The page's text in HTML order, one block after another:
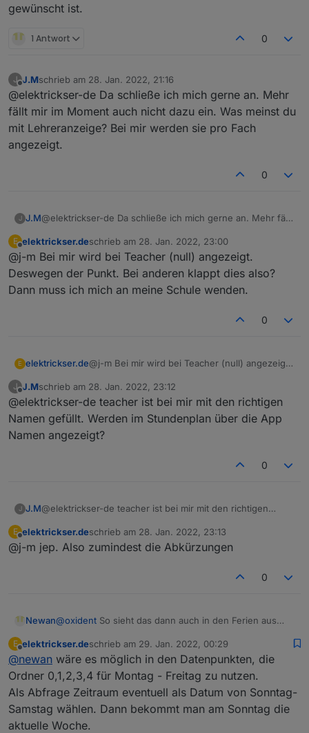
gewünscht ist.
1 Antwort 0
J
Offline
J.Mschrieb am 28. Jan. 2022, 21:16
zuletzt editiert von
@elektrickser-de Da schließe ich mich gerne an. Mehr
fällt mir im Moment auch nicht dazu ein. Was meinst du
mit Lehreranzeige? Bei mir werden sie pro Fach
angezeigt.
0
J J.M@elektrickser-de Da schließe ich mich gerne an. Mehr fällt
Lehreranzeige? Bei mir werden sie pro Fach angezeigt.
E
Offline
elektrickser.deschrieb am 28. Jan. 2022, 23:00
zuletzt editiert von
@j-m Bei mir wird bei Teacher (null) angezeigt.
Deswegen der Punkt. Bei anderen klappt dies also?
Dann muss ich mich an meine Schule wenden.
0
E elektrickser.de@j-m Bei mir wird bei Teacher (null) angezeigt.
also?
Dann muss ich mich an meine Schule wenden.
J
Offline
J.Mschrieb am 28. Jan. 2022, 23:12
zuletzt editiert von
@elektrickser-de teacher ist bei mir mit den richtigen
Namen gefüllt. Werden im Stundenplan über die App
Namen angezeigt?
0
J J.M@elektrickser-de teacher ist bei mir mit den richtigen
Namen angezeigt?
E
Offline
elektrickser.deschrieb am 28. Jan. 2022, 23:13
zuletzt editiert von
@j-m jep. Also zumindest die Abkürzungen
0
Newan@oxident So sieht das dann auch in den Ferien aus
sich. Für mich wäre das ok.
E elektrickser.deschrieb am 29. Jan. 2022, 00:29
zuletzt editiert von
@newan wäre es möglich in den Datenpunkten, die
Ordner 0,1,2,3,4 für Montag - Freitag zu nutzen.
Als Abfrage Zeitraum eventuell als Datum von Sonntag-
Samstag wählen. Dann bekommt man am Sonntag die
aktuelle Woche.